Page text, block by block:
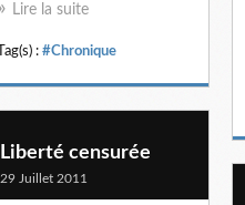
Lire la suite
Tag(s) : #Chronique
Liberté censurée
29 Juillet 2011